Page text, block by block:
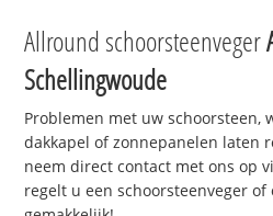
Allround schoorsteenveger
Schellingwoude
Problemen met uw schoorsteen,
dakkapel of zonnepanelen laten
neem direct contact met ons op
regelt u een schoorsteenveger